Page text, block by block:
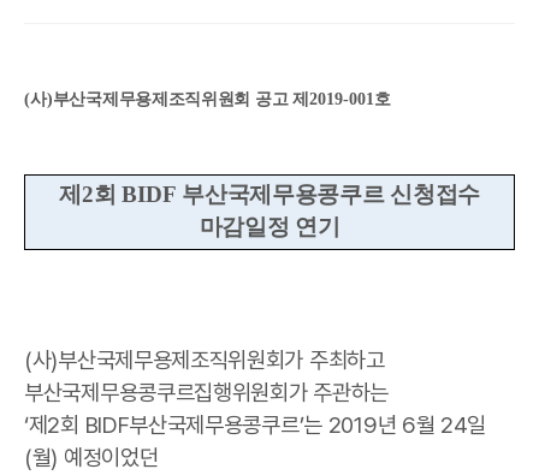
(사)부산국제무용제조직위원회 공고 제 2019-001호
제 2회BIDF 부산국제무용콩쿠르 신청접수
마감일정 연기
(사)부산국제무용제조직위원회가 주최하고
부산국제무용콩쿠르집행위원회가 주관하는
‘제2회 BIDF부산국제무용콩쿠르’는 2019년 6월 24일
(월) 예정이었던